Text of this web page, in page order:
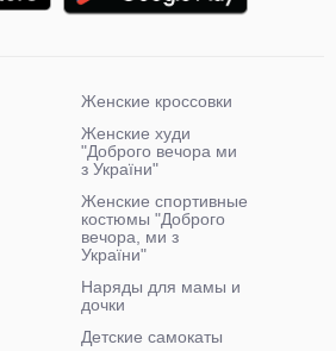
Женские кроссовки
Женские худи
"Доброго вечора ми
з України"
Женские спортивные
костюмы "Доброго
вечора, ми з
України"
Наряды для мамы и
дочки
Детские самокаты